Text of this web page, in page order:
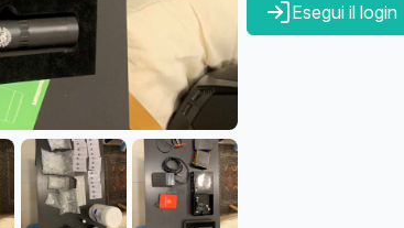
Esegui il login